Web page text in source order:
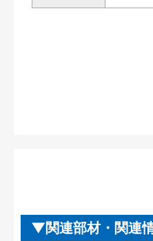
関連部材・関連